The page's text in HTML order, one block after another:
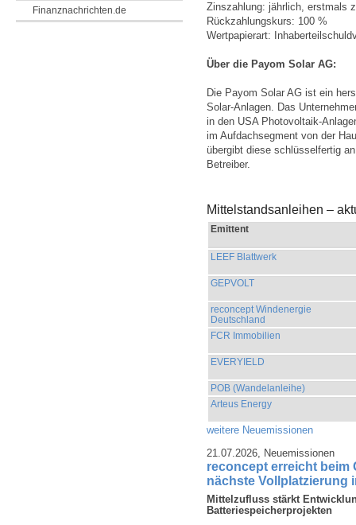
Zinszahlung: jährlich, erstmals
Rückzahlungskurs: 100 %
Wertpapierart:
Über die Payom Solar AG:
Die Payom Solar AG ist ein
Solar-Anlagen. Das
in den USA Photovoltaik-
im Aufdachsegment von der
übergibt diese schlüsselfertig
Betreiber.
Mittelstandsanleihen –
Emittent
LEEF Blattwerk
GEPVOLT
reconcept Windenergie
Deutschland
FCR Immobilien
EVERYIELD
POB (Wandelanleihe)
Arteus Energy
weitere Neuemissionen
21.07.2026, Neuemissionen
reconcept erreicht beim
nächste Vollplatzierung
Mittelzufluss stärkt
Batteriespeicherprojekten
Finanznachrichten.de